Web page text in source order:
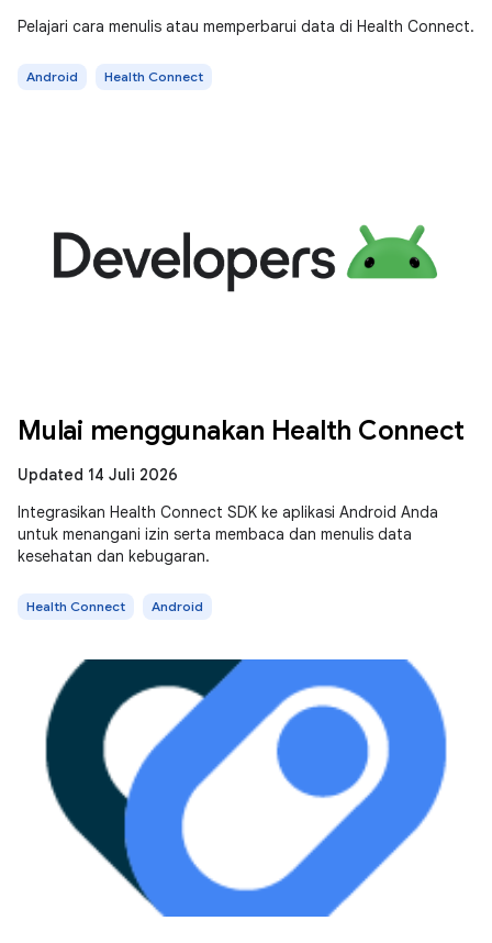
Pelajari cara menulis atau memperbarui data di Health Connect.
Android Health Connect
Mulai menggunakan Health Connect
Updated 14 Juli 2026
Integrasikan Health Connect SDK ke aplikasi Android Anda
untuk menangani izin serta membaca dan menulis data
kesehatan dan kebugaran.
Health Connect Android